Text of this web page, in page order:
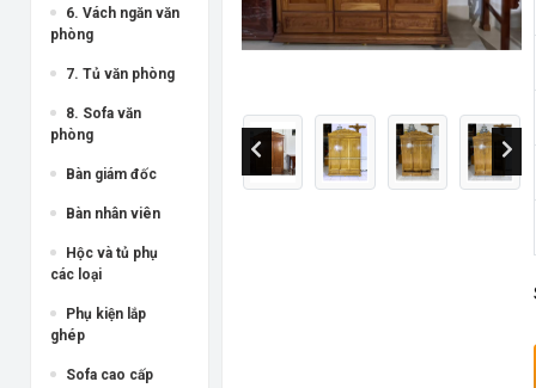
6. Vách ngăn văn
phòng
7. Tủ văn phòng
8. Sofa văn
phòng
Bàn giám đốc
Bàn nhân viên
Hộc và tủ phụ
các loại
Phụ kiện lắp
ghép
Sofa cao cấp